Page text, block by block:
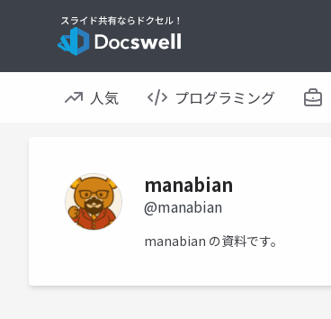
人気 プログラミング
manabian
@manabian
manabian の資料です。